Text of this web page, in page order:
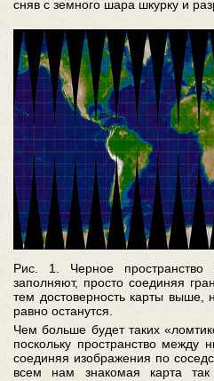
сняв с земного шара шкурку и
Рис. 1. Черное пространство
заполняют, просто соединяя
тем достоверность карты выше,
равно останутся.
Чем больше будет таких
поскольку пространство между
соединяя изображения по
всем нам знакомая карта так